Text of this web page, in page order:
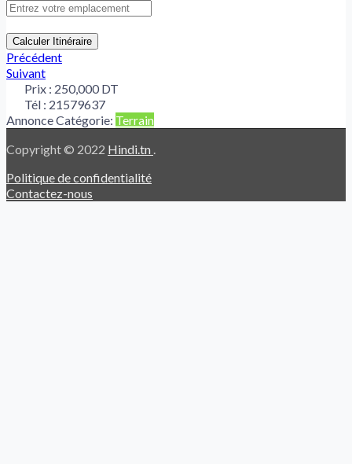
Calculer Itinéraire
Précédent
Suivant
Prix : 250,000 DT
Tél : 21579637
Annonce Catégorie: Terrain
Copyright © 2022 Hindi.tn .
Politique de confidentialité
Contactez-nous